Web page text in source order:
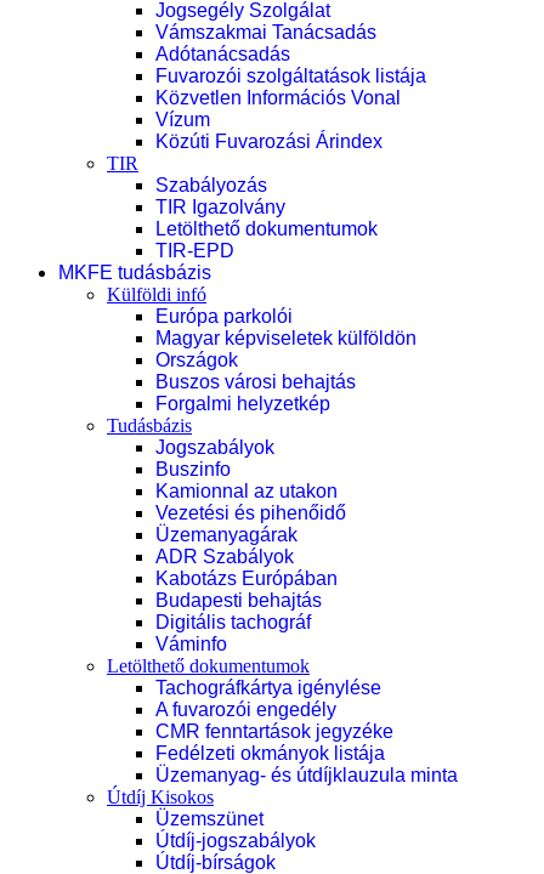
Jogsegély Szolgálat
Vámszakmai Tanácsadás
Adótanácsadás
Fuvarozói szolgáltatások listája
Közvetlen Információs Vonal
Vízum
Közúti Fuvarozási Árindex
TIR
Szabályozás
TIR Igazolvány
Letölthető dokumentumok
TIR-EPD
MKFE tudásbázis
Külföldi infó
Európa parkolói
Magyar képviseletek külföldön
Országok
Buszos városi behajtás
Forgalmi helyzetkép
Tudásbázis
Jogszabályok
Buszinfo
Kamionnal az utakon
Vezetési és pihenőidő
Üzemanyagárak
ADR Szabályok
Kabotázs Európában
Budapesti behajtás
Digitális tachográf
Váminfo
Letölthető dokumentumok
Tachográfkártya igénylése
A fuvarozói engedély
CMR fenntartások jegyzéke
Fedélzeti okmányok listája
Üzemanyag- és útdíjklauzula minta
Útdíj Kisokos
Üzemszünet
Útdíj-jogszabályok
Útdíj-bírságok